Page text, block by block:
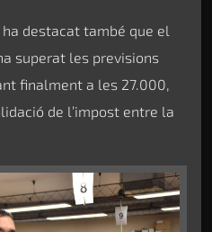
destacat també que el
superat les previsions
finalment a les 27.000,
de l’impost entre la